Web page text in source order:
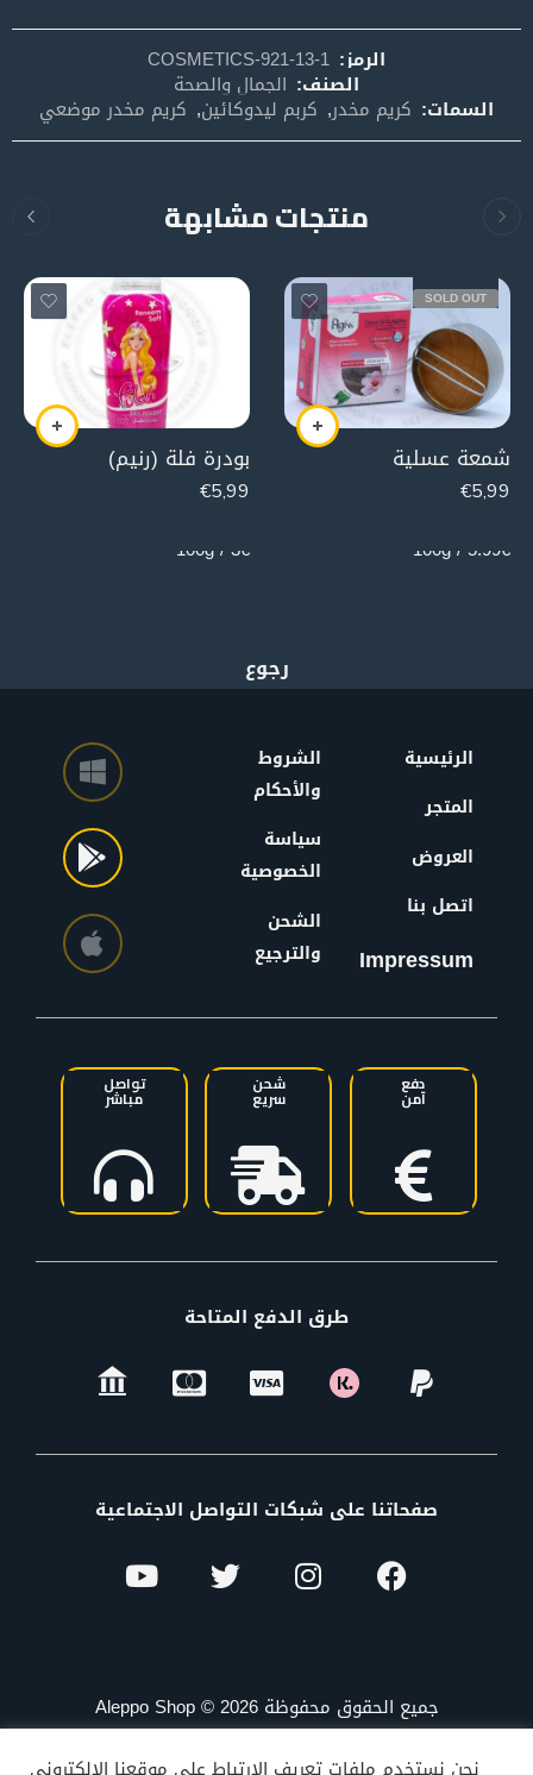
الرمز: COSMETICS-921-13-1
الصنف: الجمال والصحة
السمات: كريم مخدر, كربم ليدوكائين, كريم مخدر موضعي
منتجات مشابهة
SOLD OUT
شمعة عسلية
€5,99
5.99€ / 100g
بودرة فلة (رنيم)
€5,99
3€ / 100g
الرئيسية
المتجر
العروض
اتصل بنا
Impressum
الشروط
والأحكام
سياسة
الخصوصية
الشحن
والترجيع
دفع
آمن
شحن
سريع
تواصل
مباشر
طرق الدفع المتاحة
صفحاتنا على شبكات التواصل الاجتماعية
جميع الحقوق محفوظة Aleppo Shop © 2026